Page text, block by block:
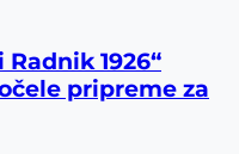
1926“
pripreme za